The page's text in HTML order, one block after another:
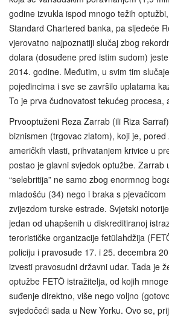
godine izvukla ispod mnogo težih
Standard Chartered banka, pa sljedeće
vjerovatno najpoznatiji slučaj zbog
dolara (dosuđene pred istim sudom)
2014. godine. Međutim, u svim tim
pojedincima i sve se završilo uplatama
To je prva čudnovatost tekućeg procesa,
Prvooptuženi Reza Zarrab (ili Riza
biznismen (trgovac zlatom), koji je,
američkih vlasti, prihvatanjem krivice u
postao je glavni svjedok optužbe. Zarrab
“selebritija” ne samo zbog enormnog
mladošću (34) nego i braka s pjevačicom
zvijezdom turske estrade. Svjetski
jedan od uhapšenih u diskreditiranoj
terorističke organizacije fetülahdžija
policiju i pravosuđe 17. i 25. decembra
izvesti pravosudni državni udar. Tada je
optužbe FETÖ istražitelja, od kojih
suđenje direktno, više nego voljno
svjedočeći sada u New Yorku. Ovo se,